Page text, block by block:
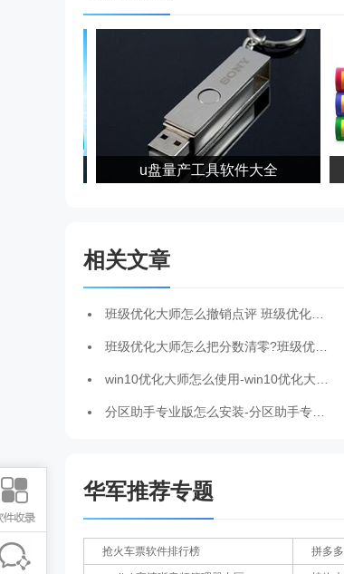
u盘量产工具软件大全
相关文章
班级优化大师怎么撤销点评 班级优化大师撤销点评的方法
班级优化大师怎么把分数清零?班级优化大师重置成绩的方法
win10优化大师怎么使用-win10优化大师使用方法
分区助手专业版怎么安装-分区助手专业版安装步骤
华军推荐专题
抢火车票软件排行榜 拼多多